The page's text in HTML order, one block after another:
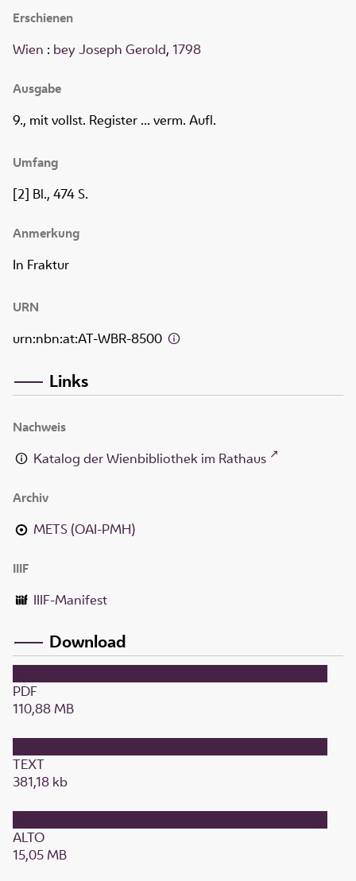
Erschienen
Wien : bey Joseph Gerold, 1798
Ausgabe
9., mit vollst. Register ... verm. Aufl.
Umfang
[2] Bl., 474 S.
Anmerkung
In Fraktur
URN
urn:nbn:at:AT-WBR-8500
Links
Nachweis
Katalog der Wienbibliothek im Rathaus
Archiv
METS (OAI-PMH)
IIIF
IIIF-Manifest
Download
PDF
110,88 MB
TEXT
381,18 kb
ALTO
15,05 MB